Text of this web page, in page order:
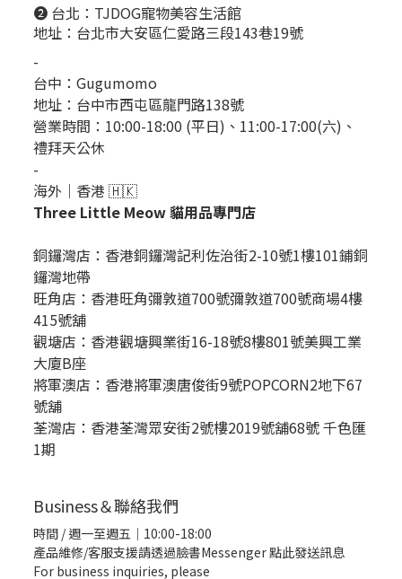
❷ 台北： TJDOG寵物美容生活館
地址：台北市大安區仁愛路三段143巷19號
-
台中： Gugumomo
地址： 台中市西屯區龍門路138號
營業時間：10:00-18:00 (平日)、11:00-17:00(六)、
禮拜天公休
-
海外｜香港 🇭🇰
Three Little Meow 貓用品專門店
銅鑼灣店： 香港銅鑼灣記利佐治街2-10號1樓101鋪銅
鑼灣地帶
旺角店：香港旺角彌敦道700號彌敦道700號商場4樓
415號舖
觀塘店：香港觀塘興業街16-18號8樓801號美興工業
大廈B座
將軍澳店：香港將軍澳唐俊街9號POPCORN2地下67
號舖
荃灣店：香港荃灣眾安街2號樓2019號舖68號 千色匯
1期
Business＆聯絡我們
時間 / 週一至週五｜10:00-18:00
產品維修/客服支援請透過臉書Messenger點此發送訊息
For business inquiries, please